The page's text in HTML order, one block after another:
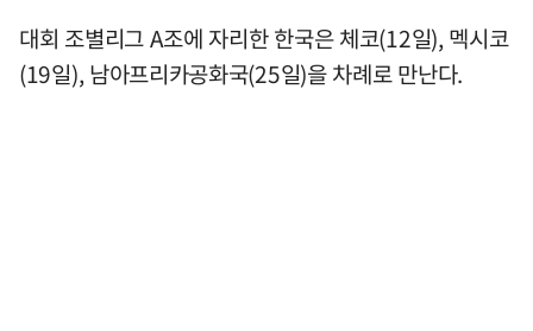
대회 조별리그 A조에 자리한 한국은 체코(12일), 멕시코
(19일), 남아프리카공화국(25일)을 차례로 만난다.